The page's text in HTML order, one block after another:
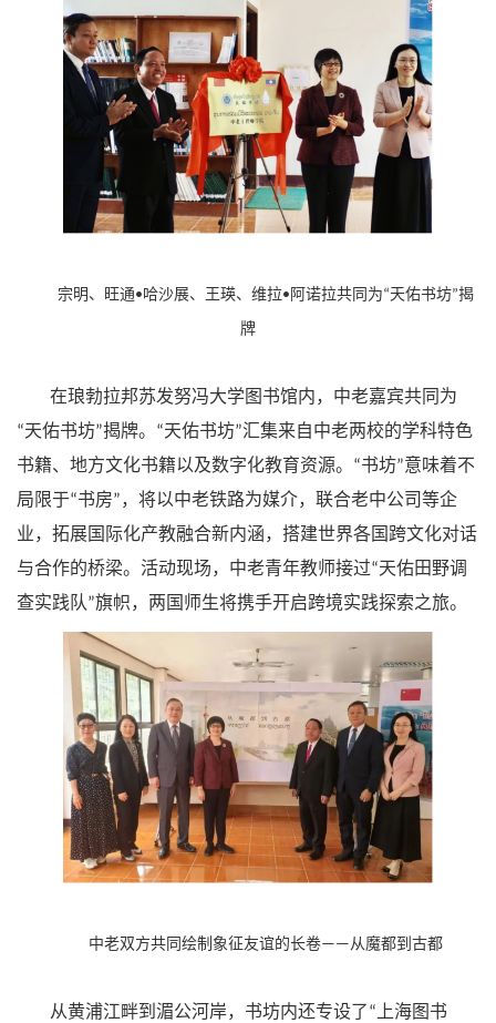
宗明、旺通•哈沙展、王瑛、维拉• 阿诺拉共同为“天佑书坊”揭
牌
在琅勃拉邦苏发努冯大学图书馆内，中老嘉宾共同为
“天佑书坊”揭牌。 “天佑书坊”汇集来自中老两校的学科特色
书籍、地方文化书籍以及数字化教育资源。 “书坊”意味着不
局限于“书房”，将以中老铁路为媒介，联合老中公司等企
业，拓展国际化产教融合新内涵，搭建世界各国跨文化对话
与合作的桥梁。活动现场，中老青年教师接过“天佑田野调
查实践队”旗帜，两国师生将携手开启跨境实践探索之旅。
中老双方共同绘制象征友谊的长卷—— 从魔都到古都
从黄浦江畔到湄公河岸，书坊内还专设了“ 上海图书